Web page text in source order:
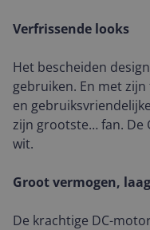
Verfrissende looks
Het bescheiden
gebruiken. En met
en
zijn grootste… fan. De
wit.
Groot vermogen,
De krachtige DC-